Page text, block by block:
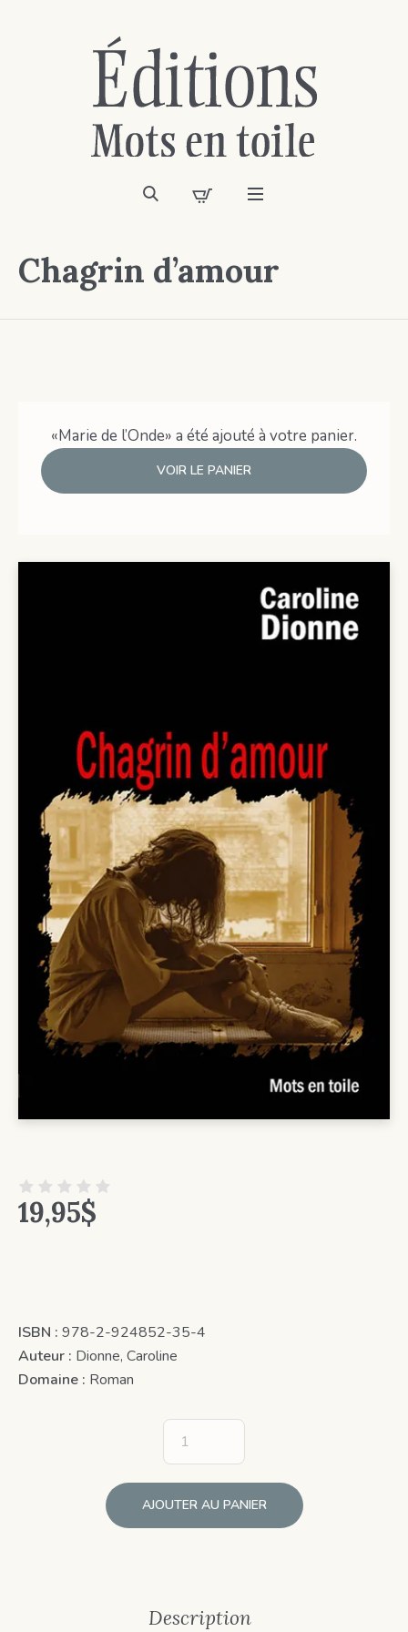
Chagrin d’amour
«Marie de l’Onde» a été ajouté à votre panier.
VOIR LE PANIER
19,95$
ISBN : 978-2-924852-35-4
Auteur : Dionne, Caroline
Domaine : Roman
AJOUTER AU PANIER
Description